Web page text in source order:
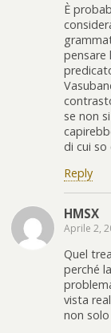
È
se non
di cui so
Reply
HMSX
Aprile 2,
Quel
perché
vista
non